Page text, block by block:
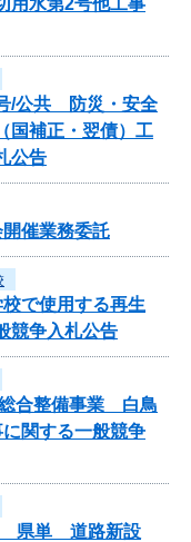
/公共 防災・安全
国補正・翌債）工
公告
催業務委託
で使用する再生
競争入札公告
総合整備事業 白鳥
関する一般競争
県単 道路新設